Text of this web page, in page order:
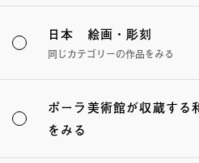
日本 絵画・彫刻
同じカテゴリーの作品をみる
ポーラ美術館が収蔵する
をみる